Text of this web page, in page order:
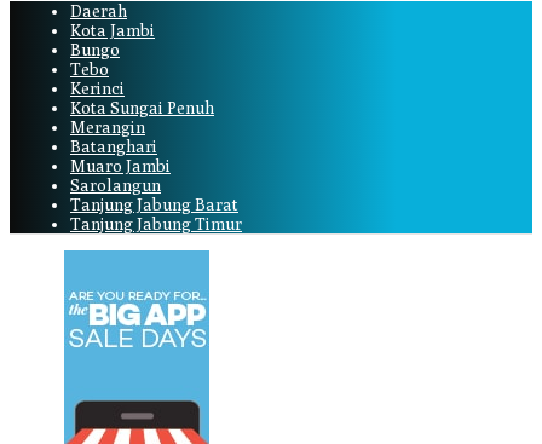
Daerah
Kota Jambi
Bungo
Tebo
Kerinci
Kota Sungai Penuh
Merangin
Batanghari
Muaro Jambi
Sarolangun
Tanjung Jabung Barat
Tanjung Jabung Timur